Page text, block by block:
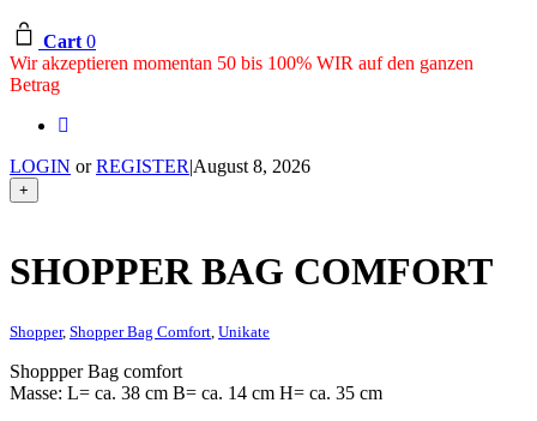
Cart 0
Wir akzeptieren momentan 50 bis 100% WIR auf den ganzen
Betrag
LOGIN orREGISTER|August 8, 2026
+
SHOPPER BAG COMFORT
Shopper, Shopper Bag Comfort Unikate
Shoppper Bag comfort
Masse: L= ca. 38 cm B= ca. 14 cm H= ca. 35 cm